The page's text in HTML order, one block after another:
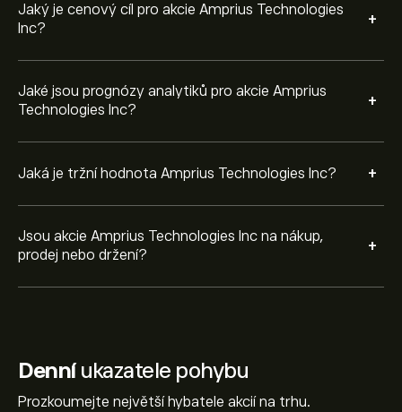
Jaký je cenový cíl pro akcie Amprius Technologies
Inc?
+
Jaké jsou prognózy analytiků pro akcie Amprius
Technologies Inc?
+
Jaká je tržní hodnota Amprius Technologies Inc? +
Jsou akcie Amprius Technologies Inc na nákup,
prodej nebo držení?
+
Denníukazatele pohybu
Prozkoumejte největší hybatele akcií na trhu.